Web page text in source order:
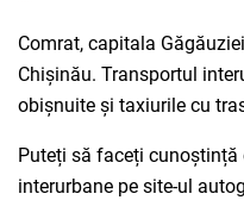
Comrat, capitala
Chișinău. Transportul
obișnuite și taxiurile cu
Puteți să faceți
interurbane pe site-ul